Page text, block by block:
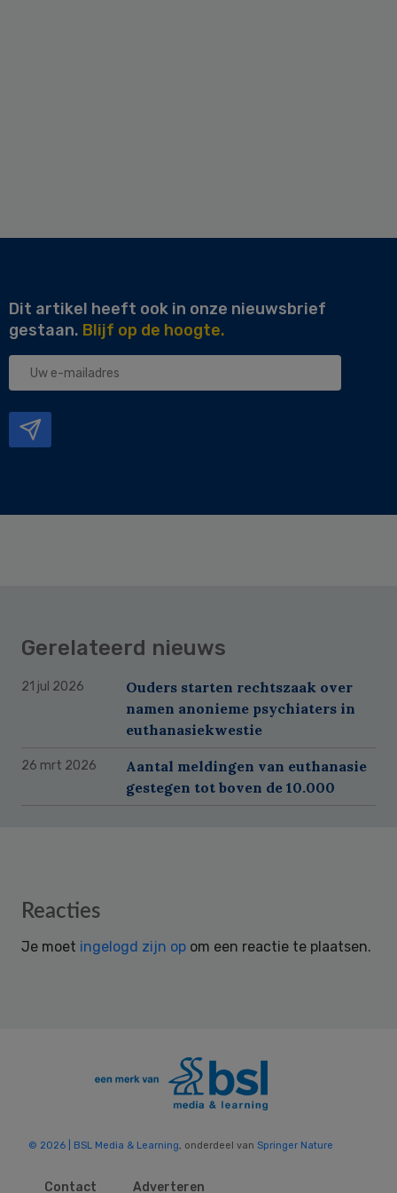
Dit artikel heeft ook in onze nieuwsbrief
gestaan. Blijf op de hoogte.
Uw
Gerelateerd nieuws
21 jul 2026
Ouders starten rechtszaak over
namen anonieme psychiaters in
euthanasiekwestie
26 mrt 2026
Aantal meldingen van euthanasie
gestegen tot boven de 10.000
Reader
Reacties
Je moet ingelogd zijn op om een reactie te plaatsen.
© 2026 | BSL Media & Learning, onderdeel van Springer Nature
Contact Adverteren